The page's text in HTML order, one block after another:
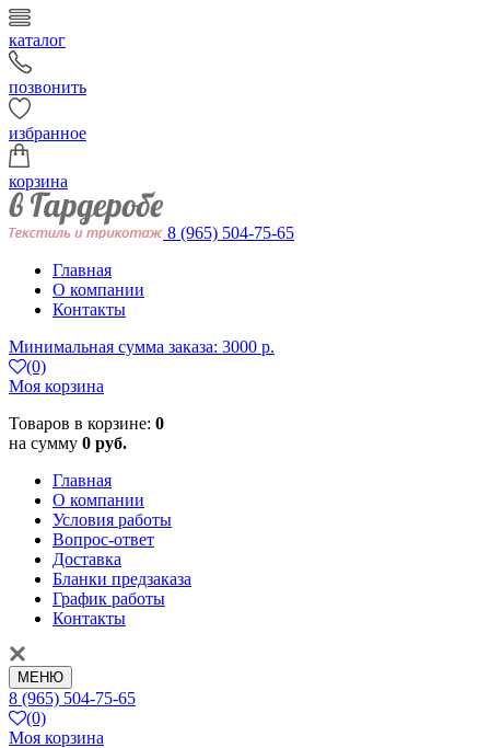
каталог
позвонить
избранное
корзина
8 (965) 504-75-65
Главная
О компании
Контакты
Минимальная сумма заказа: 3000 р.
(0)
Моя корзина
Товаров в корзине: 0
на сумму 0 руб.
Главная
О компании
Условия работы
Вопрос-ответ
Доставка
Бланки предзаказа
График работы
Контакты
МЕНЮ
8 (965) 504-75-65
(0)
Моя корзина